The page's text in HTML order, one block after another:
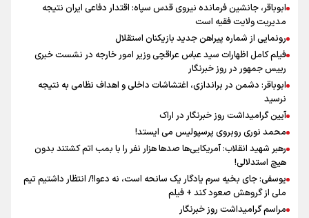
ابوباقر، جانشین فرمانده نیروی قدس سپاه: اقتدار دفاعی ایران نتیجه
مدیریت ولایت فقیه است
رونمایی از شماره پیراهن جدید بازیکنان استقلال
فیلم کامل اظهارات سید عباس عراقچی وزیر امور خارجه در نشست خبری
رییس جمهور در روز خبرنگار
ابوباقر: دشمن در براندازی، اغتشاشات داخلی و اهداف نظامی به نتیجه
نرسید
آیین گرامیداشت روز خبرنگار در اراک
محمد نوری روبروی پرسپولیس می ایستد!
رهبر شهید انقلاب: آمریکایی‌ها صدها هزار نفر را با بمب اتم کشتند بدون
هیچ استدلالی!
یوسفی: جای بخیه سرم یادگار یک سانحه است، نه دعوا!/ انتظار داشتیم تیم
ملی از گروهش صعود کند + فیلم
مراسم گرامیداشت روز خبرنگار